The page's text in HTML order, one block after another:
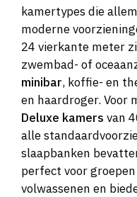
kamertypes die
moderne
24 vierkante meter
zwembad- of
minibar, koffie- en
en haardroger. Voor
Deluxe kamers van
alle
slaapbanken
perfect voor
volwassenen en